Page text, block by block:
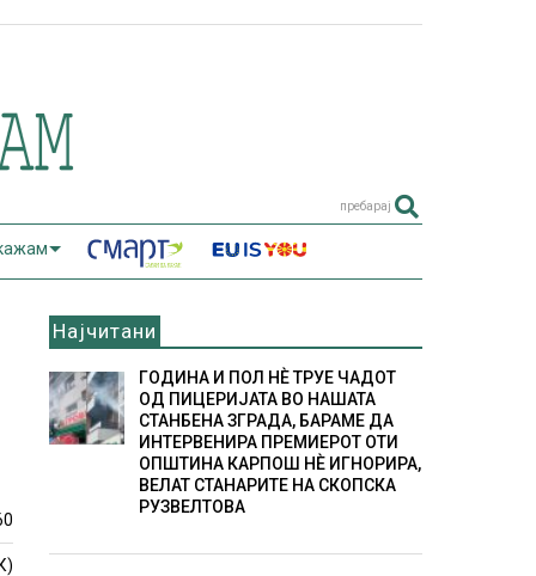
пребарај
Најчитани
ГОДИНА И ПОЛ НÈ ТРУЕ ЧАДОТ
ОД ПИЦЕРИЈАТА ВО НАШАТА
СТАНБЕНА ЗГРАДА, БАРАМЕ ДА
ИНТЕРВЕНИРА ПРЕМИЕРОТ ОТИ
ОПШТИНА КАРПОШ НÈ ИГНОРИРА,
ВЕЛАТ СТАНАРИТЕ НА СКОПСКА
РУЗВЕЛТОВА